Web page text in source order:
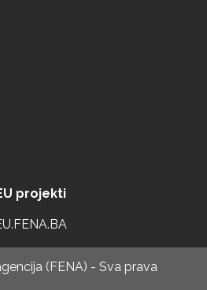
projekti
(FENA) - Sva prava